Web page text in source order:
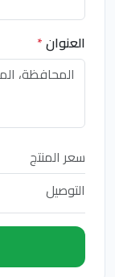
العنوان*
سعر المنتج
التوصيل